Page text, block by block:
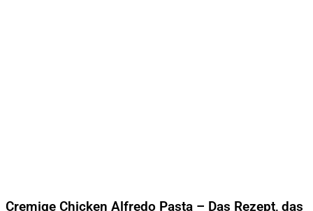
Cremige Chicken Alfredo Pasta – Das Rezept, das